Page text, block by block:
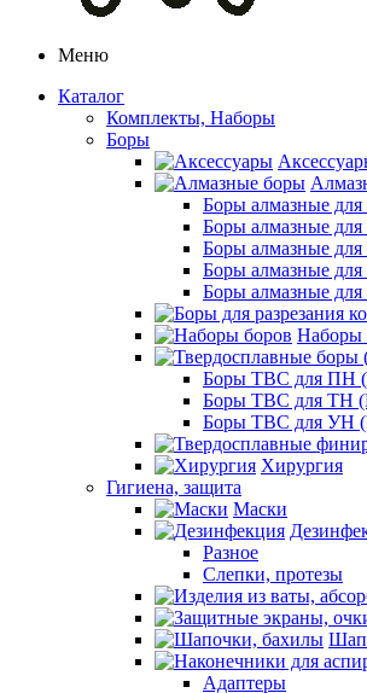
Меню
Каталог
Комплекты, Наборы
Боры
Боры алмазные
Боры алмазные
Боры алмазные
Боры алмазные
Боры алмазные
Наборы
Боры ТВС для ПН
Боры ТВС для ТН
Боры ТВС для УН
Хирургия
Гигиена, защита
Маски
Разное
Слепки, протезы
Адаптеры